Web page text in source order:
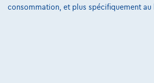
consommation, et plus spécifiquement